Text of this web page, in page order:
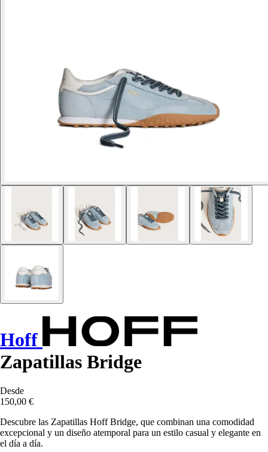
Hoff
Zapatillas Bridge
Desde
150,00 €
Descubre las Zapatillas Hoff Bridge, que combinan una comodidad
excepcional y un diseño atemporal para un estilo casual y elegante en
el día a día.